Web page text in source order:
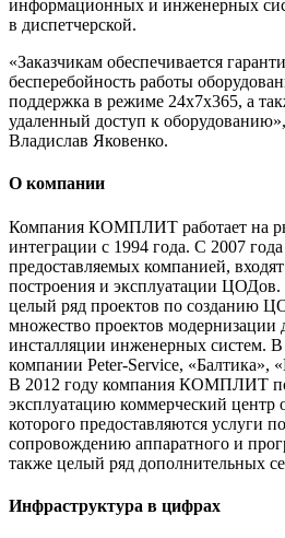
информационных и инженерных
в диспетчерской.
«Заказчикам обеспечивается
бесперебойность работы
поддержка в режиме 24x7x365, а
удаленный доступ к
Владислав Яковенко.
О компании
Компания КОМПЛИТ работает на
интеграции с 1994 года. C 2007
предоставляемых компанией,
построения и эксплуатации ЦОДов.
целый ряд проектов по созданию
множество проектов модернизации
инсталляции инженерных систем.
компании Peter-Service, «Балтика»,
В 2012 году компания КОМПЛИТ
эксплуатацию коммерческий центр
которого предоставляются услуги
сопровождению аппаратного и
также целый ряд дополнительных
Инфраструктура в цифрах